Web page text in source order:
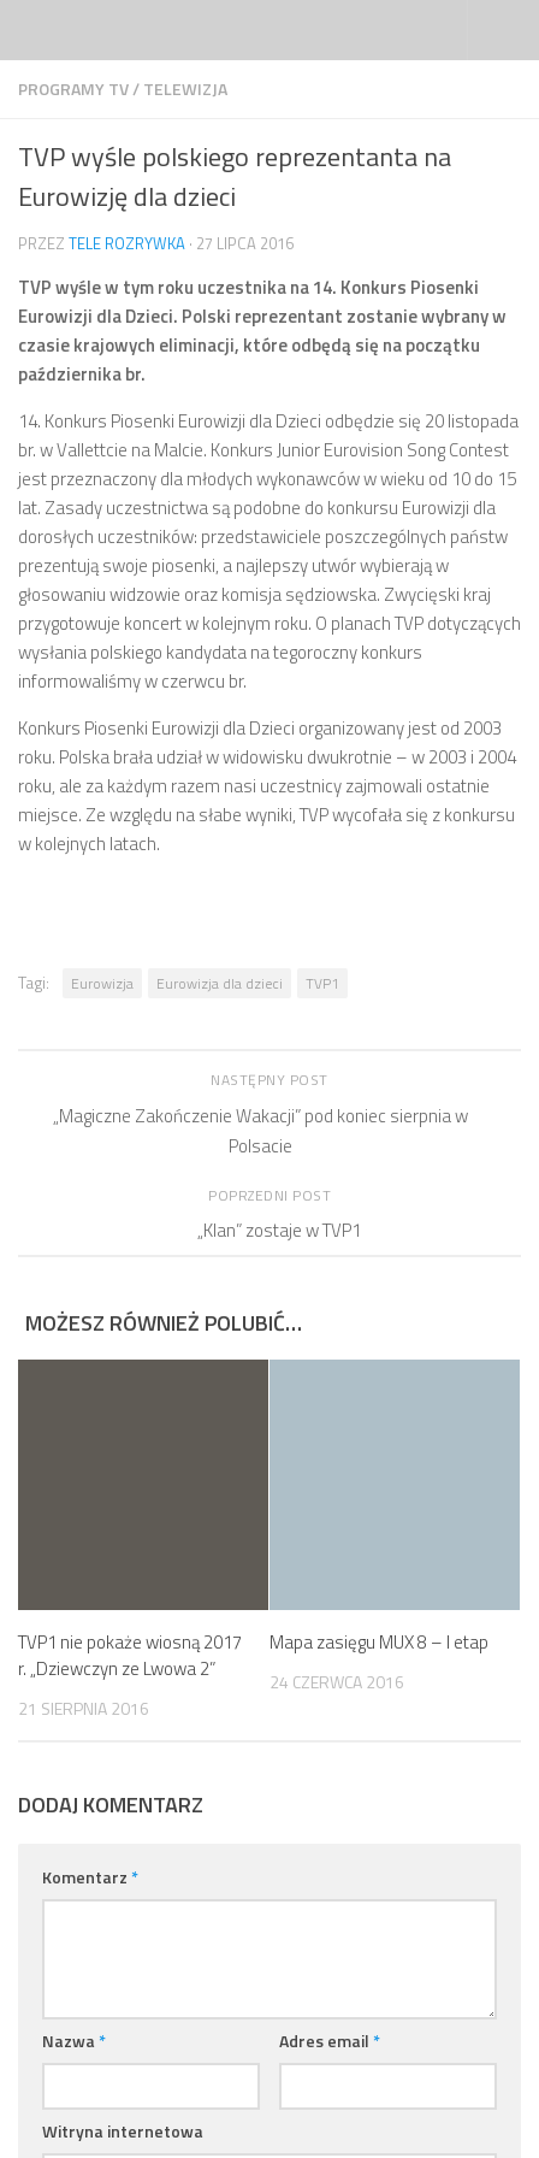
PROGRAMY TV/TELEWIZJA
TVP wyśle polskiego reprezentanta na
Eurowizję dla dzieci
PRZEZ TELE ROZRYWKA · 27 LIPCA 2016
TVP wyśle w tym roku uczestnika na 14. Konkurs Piosenki
Eurowizji dla Dzieci. Polski reprezentant zostanie wybrany w
czasie krajowych eliminacji, które odbędą się na początku
października br.
14. Konkurs Piosenki Eurowizji dla Dzieci odbędzie się 20 listopada
br. w Vallettcie na Malcie. Konkurs Junior Eurovision Song Contest
jest przeznaczony dla młodych wykonawców w wieku od 10 do 15
lat. Zasady uczestnictwa są podobne do konkursu Eurowizji dla
dorosłych uczestników: przedstawiciele poszczególnych państw
prezentują swoje piosenki, a najlepszy utwór wybierają w
głosowaniu widzowie oraz komisja sędziowska. Zwycięski kraj
przygotowuje koncert w kolejnym roku. O planach TVP dotyczących
wysłania polskiego kandydata na tegoroczny konkurs
informowaliśmy w czerwcu br.
Konkurs Piosenki Eurowizji dla Dzieci organizowany jest od 2003
roku. Polska brała udział w widowisku dwukrotnie – w 2003 i 2004
roku, ale za każdym razem nasi uczestnicy zajmowali ostatnie
miejsce. Ze względu na słabe wyniki, TVP wycofała się z konkursu
w kolejnych latach.
Tagi: Eurowizja Eurowizja dla dzieci TVP1
NASTĘPNY POST
„Magiczne Zakończenie Wakacji” pod koniec sierpnia w
Polsacie
POPRZEDNI POST
„Klan” zostaje w TVP1
MOŻESZ RÓWNIEŻ POLUBIĆ…
TVP1 nie pokaże wiosną 2017
r. „Dziewczyn ze Lwowa 2”
21 SIERPNIA 2016
Mapa zasięgu MUX 8 – I etap
24 CZERWCA 2016
DODAJ KOMENTARZ
Komentarz*
Nazwa* Adres email*
Witryna internetowa